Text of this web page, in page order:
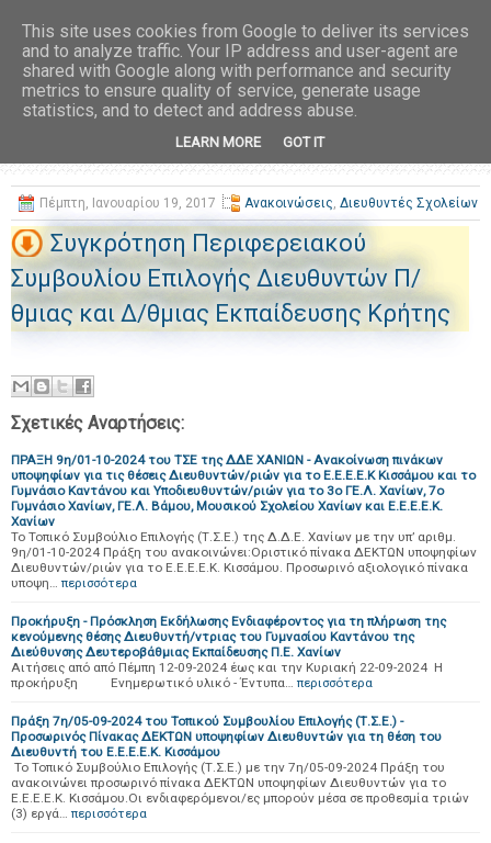
Πέμπτη, Ιανουαρίου 19, 2017 Ανακοινώσεις, Διευθυντές Σχολείων
Συγκρότηση Περιφερειακού
Συμβουλίου Επιλογής Διευθυντών Π/
θμιας και Δ/θμιας Εκπαίδευσης Κρήτης
Σχετικές Αναρτήσεις:
ΠΡΑΞΗ 9η/01-10-2024 του ΤΣΕ της ΔΔΕ ΧΑΝΙΩΝ - Ανακοίνωση πινάκων
υποψηφίων για τις θέσεις Διευθυντών/ριών για το Ε.Ε.Ε.Ε.Κ Κισσάμου και το
Γυμνάσιο Καντάνου και Υποδιευθυντών/ριών για το 3ο ΓΕ.Λ. Χανίων, 7ο
Γυμνάσιο Χανίων, ΓΕ.Λ. Βάμου, Μουσικού Σχολείου Χανίων και Ε.Ε.Ε.Ε.Κ.
Χανίων
Το Τοπικό Συμβούλιο Επιλογής (Τ.Σ.Ε.) της Δ.Δ.Ε. Χανίων με την υπ’ αριθμ.
9η/01-10-2024 Πράξη του ανακοινώνει:Οριστικό πίνακα ΔΕΚΤΩΝ υποψηφίων
Διευθυντών/ριών για το Ε.Ε.Ε.Ε.Κ. Κισσάμου. Προσωρινό αξιολογικό πίνακα
υποψη… περισσότερα
Προκήρυξη - Πρόσκληση Εκδήλωσης Ενδιαφέροντος για τη πλήρωση της
κενούμενης θέσης Διευθυντή/ντριας του Γυμνασίου Καντάνου της
Διεύθυνσης Δευτεροβάθμιας Εκπαίδευσης Π.Ε. Χανίων
Αιτήσεις από από Πέμπη 12-09-2024 έως και την Κυριακή 22-09-2024 Η
προκήρυξη Ενημερωτικό υλικό - Έντυπα… περισσότερα
Πράξη 7η/05-09-2024 του Τοπικού Συμβουλίου Επιλογής (Τ.Σ.Ε.) -
Προσωρινός Πίνακας ΔΕΚΤΩΝ υποψηφίων Διευθυντών για τη θέση του
Διευθυντή του Ε.Ε.Ε.Ε.Κ. Κισσάμου
Το Τοπικό Συμβούλιο Επιλογής (Τ.Σ.Ε.) με την 7η/05-09-2024 Πράξη του
ανακοινώνει προσωρινό πίνακα ΔΕΚΤΩΝ υποψηφίων Διευθυντών για το
Ε.Ε.Ε.Ε.Κ. Κισσάμου.Οι ενδιαφερόμενοι/ες μπορούν μέσα σε προθεσμία τριών
(3) εργά… περισσότερα
This site uses cookies from Google to deliver its services
and to analyze traffic. Your IP address and user-agent are
shared with Google along with performance and security
metrics to ensure quality of service, generate usage
statistics, and to detect and address abuse.
LEARN MORE GOT IT